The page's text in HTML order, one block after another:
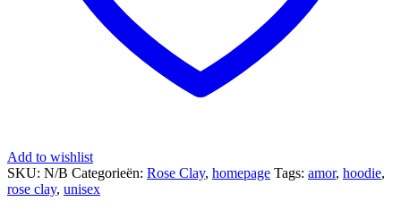
Add to wishlist
SKU: N/B Categorieën: Rose Clay, homepage Tags: amor, hoodie,
rose clay, unisex